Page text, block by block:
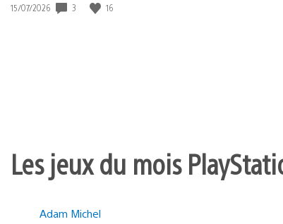
Date
15/07/2026 3 16
Les jeux du mois
Adam Michel